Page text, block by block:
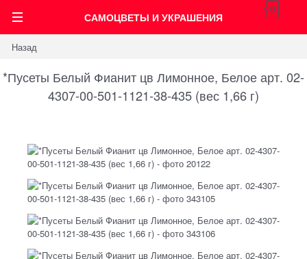
САМОЦВЕТЫ И УКРАШЕНИЯ
0
Назад
*Пусеты Белый Фианит цв Лимонное, Белое арт. 02-
4307-00-501-1121-38-435 (вес 1,66 г)